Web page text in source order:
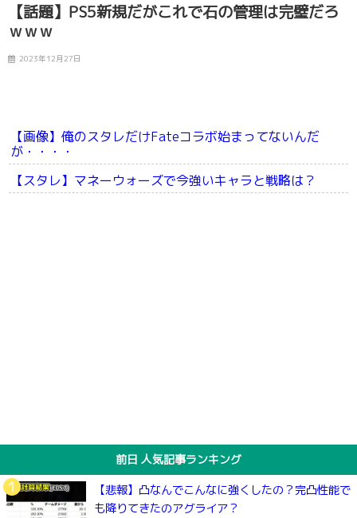
【話題】PS5新規だがこれで石の管理は完璧だろ
ｗｗｗ
2023年12月27日
【画像】俺のスタレだけFateコラボ始まってないんだ
が・・・・
【スタレ】マネーウォーズで今強いキャラと戦略は？
前日 人気記事ランキング
【悲報】凸なんでこんなに強くしたの？完凸性能で
も降りてきたのアグライア？